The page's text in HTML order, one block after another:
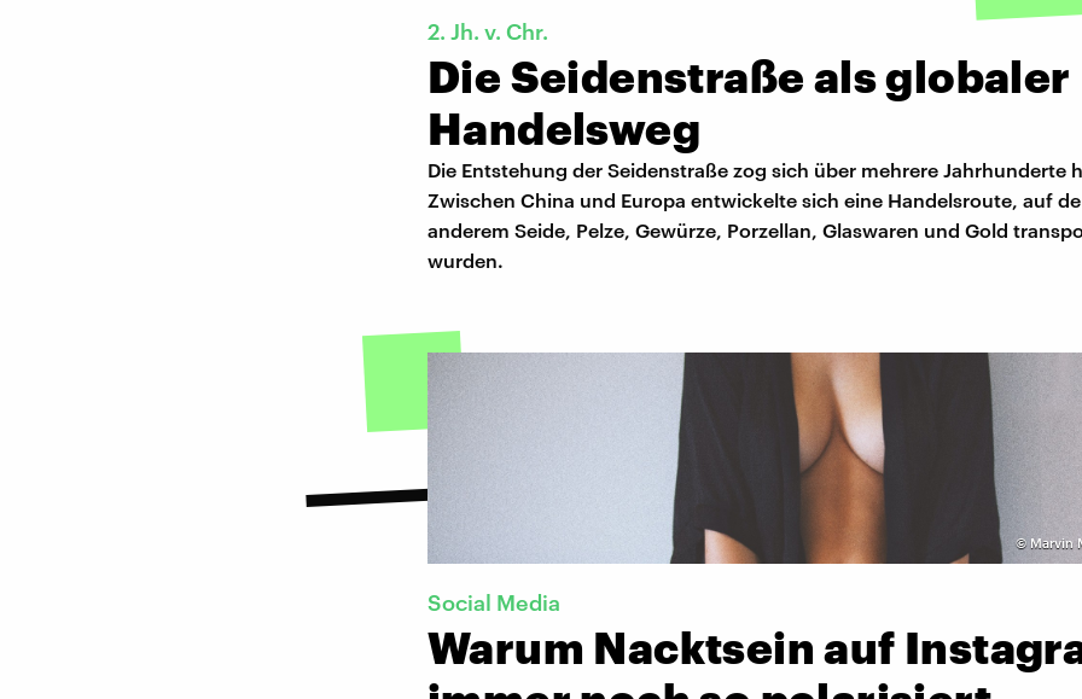
2. Jh. v. Chr.
Die Seidenstraße als globaler
Handelsweg
Die Entstehung der Seidenstraße zog sich über mehrere Jahrhunderte
Zwischen China und Europa entwickelte sich eine Handelsroute, auf
anderem Seide, Pelze, Gewürze, Porzellan, Glaswaren und Gold
wurden.
© Marvin
Social Media
Warum Nacktsein auf